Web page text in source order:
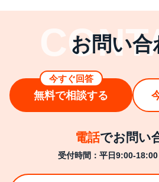
お問い合
無料で相談する
今すぐ回答
電話でお問い
受付時間：平日9:00-18:00